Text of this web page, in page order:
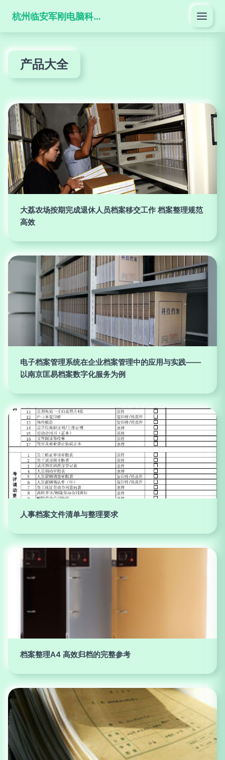
杭州临安军刚电脑科技有限公司
产品大全
大荔农场按期完成退休人员档案移交工作 档案整理规范
高效
电子档案管理系统在企业档案管理中的应用与实践——
以南京匡易档案数字化服务为例
人事档案文件清单与整理要求
档案整理A4 高效归档的完整参考